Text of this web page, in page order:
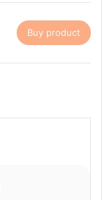
Buy product